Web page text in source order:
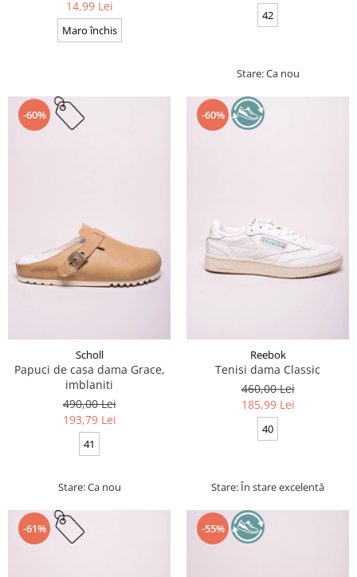
14,99 Lei
Maro închis
42
Stare: Ca nou
-60%
Scholl
Papuci de casa dama Grace,
imblaniti
490,00 Lei
193,79 Lei
41
Stare: Ca nou
-60%
Reebok
Tenisi dama Classic
460,00 Lei
185,99 Lei
40
Stare: În stare excelentă
-61% -55%